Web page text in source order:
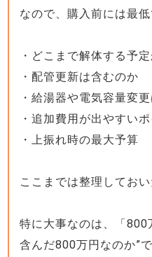
なので、購入前には最低
・どこまで解体する予
・配管更新は含むのか
・給湯器や電気容量変
・追加費用が出やすいポ
・上振れ時の最大予算
ここまでは整理しておい
特に大事なのは、「800
含んだ800万円なのか”で